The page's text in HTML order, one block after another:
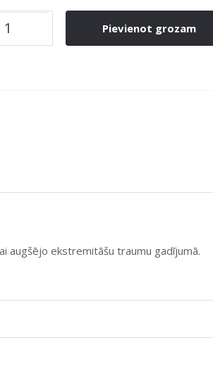
Pievienot grozam
augšējo ekstremitāšu traumu gadījumā.